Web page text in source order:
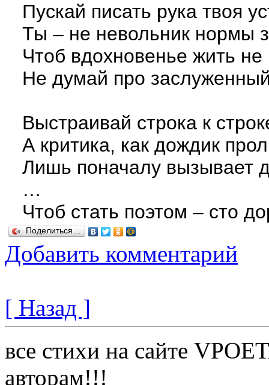
Пускай писать рука твоя
Ты – не невольник нормы
Чтоб вдохновенье жить
Не думай про
Выстраивай строка к
А критика, как дождик
Лишь поначалу вызывает
…
Чтоб стать поэтом – сто
Поделиться…
Добавить комментарий
[ Назад ]
все стихи на сайте
авторам!!!